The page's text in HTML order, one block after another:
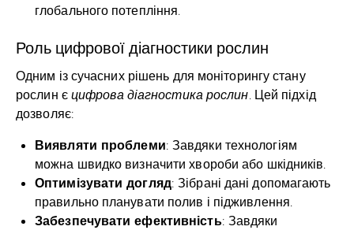
глобального потепління.
Роль цифрової діагностики рослин
Одним із сучасних рішень для моніторингу стану
рослин є цифрова діагностика рослин. Цей підхід
дозволяє:
Виявляти проблеми: Завдяки технологіям
можна швидко визначити хвороби або шкідників.
Оптимізувати догляд: Зібрані дані допомагають
правильно планувати полив і підживлення.
Забезпечувати ефективність: Завдяки